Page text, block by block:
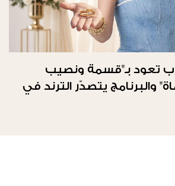
تعود بـ"قسمة ونصيب
والبرنامج يتصدّر الترند في